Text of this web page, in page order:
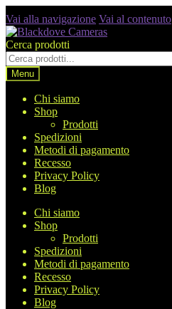
Vai alla navigazione Vai al contenuto
Cerca prodotti
Menu
Chi siamo
Shop
Prodotti
Spedizioni
Metodi di pagamento
Recesso
Privacy Policy
Blog
Chi siamo
Shop
Prodotti
Spedizioni
Metodi di pagamento
Recesso
Privacy Policy
Blog